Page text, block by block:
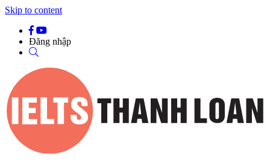
Skip to content
Đăng nhập